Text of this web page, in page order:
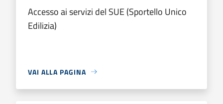
Accesso ai servizi del SUE (Sportello Unico
Edilizia)
VAI ALLA PAGINA